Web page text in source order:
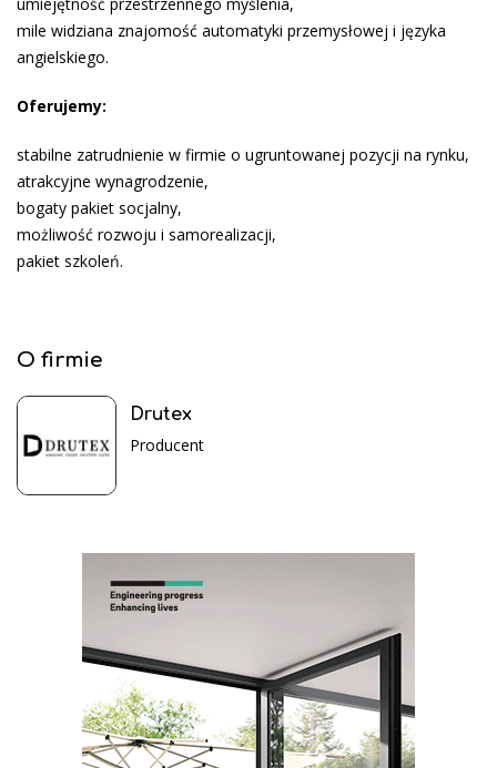
mile widziana znajomość automatyki przemysłowej i języka
angielskiego.
Oferujemy:
stabilne zatrudnienie w firmie o ugruntowanej pozycji na rynku,
atrakcyjne wynagrodzenie,
bogaty pakiet socjalny,
możliwość rozwoju i samorealizacji,
pakiet szkoleń.
O firmie
Drutex
Producent